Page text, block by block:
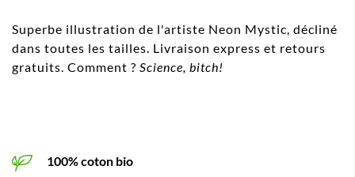
Superbe illustration de l'artiste Neon Mystic, décliné
dans toutes les tailles. Livraison express et retours
gratuits. Comment ? Science, bitch!
100% coton bio